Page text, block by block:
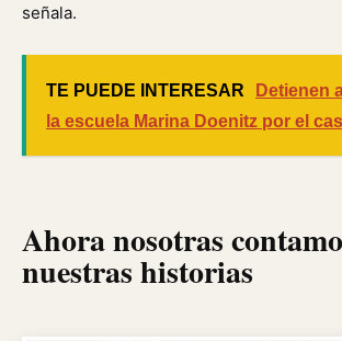
señala.
TE PUEDE INTERESAR
Detienen
la escuela Marina Doenitz por el
Ahora nosotras
nuestras historias